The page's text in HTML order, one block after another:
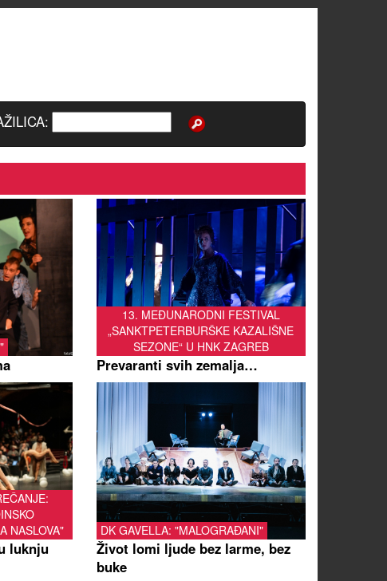
13. MEĐUNARODNI FESTIVAL
„SANKTPETERBURŠKE KAZALIŠNE
SEZONE“ U HNK ZAGREB
Prevaranti svih zemalja…
NASLOVA"
luknju
DK GAVELLA: "MALOGRAĐANI"
Život lomi ljude bez larme, bez
buke